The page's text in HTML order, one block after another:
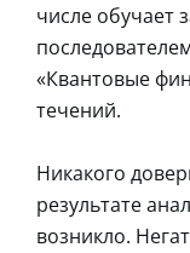
числе обучает
«Квантовые
течений.
Никакого
результате
возникло.